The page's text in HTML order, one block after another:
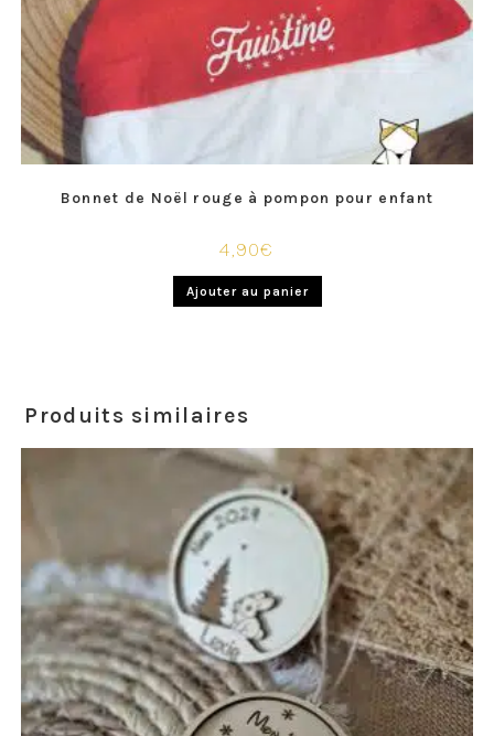
Bonnet de Noël rouge à pompon pour enfant
4,90€
Ajouter au panier
Produits similaires